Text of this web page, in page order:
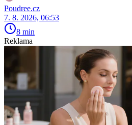
Poudree.cz
7. 8. 2026, 06:53
8 min
Reklama